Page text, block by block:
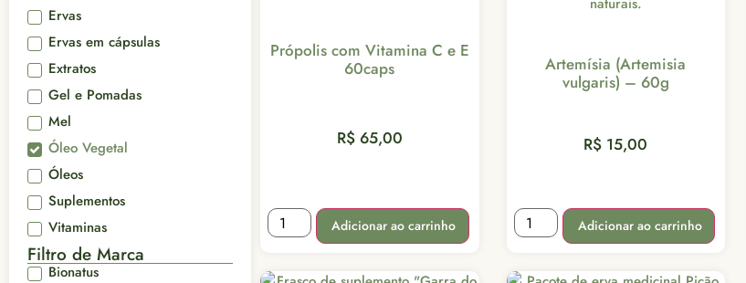
Ervas
Ervas em cápsulas
Extratos
Gel e Pomadas
Mel
Óleo Vegetal
Óleos
Suplementos
Vitaminas
Filtro de Marca
Bionatus
Própolis com Vitamina C e E
60caps
R$65,00
Adicionar ao carrinho
Artemísia (Artemisia
vulgaris) – 60g
R$ 15,00
Adicionar ao carrinho